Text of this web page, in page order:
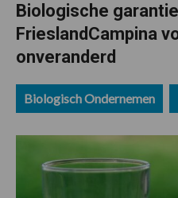
Biologische
FrieslandCampina
onveranderd
Biologisch Ondernemen